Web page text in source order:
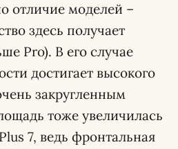
отличие моделей –
здесь получает
Pro). В его случае
достигает высокого
закругленным
тоже увеличилась
7, ведь фронтальная